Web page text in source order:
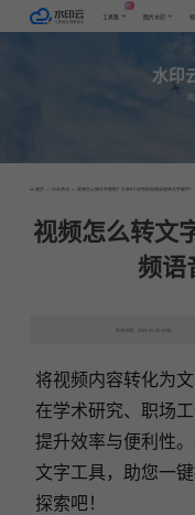
工具集 图片水印
水印
首页 > 行业资讯 > 视频怎么转文字提取？分享5个好用的视频语音转文字软件！
视频怎么转文
频语
发布日期：2025-01-20 10:56
将视频内容转化为
在学术研究、职场
提升效率与便利性
文字工具，助您一
探索吧！